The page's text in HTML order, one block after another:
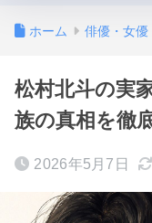
ホーム 俳優・女優
松村北斗の実
族の真相を徹
2026年5月7日